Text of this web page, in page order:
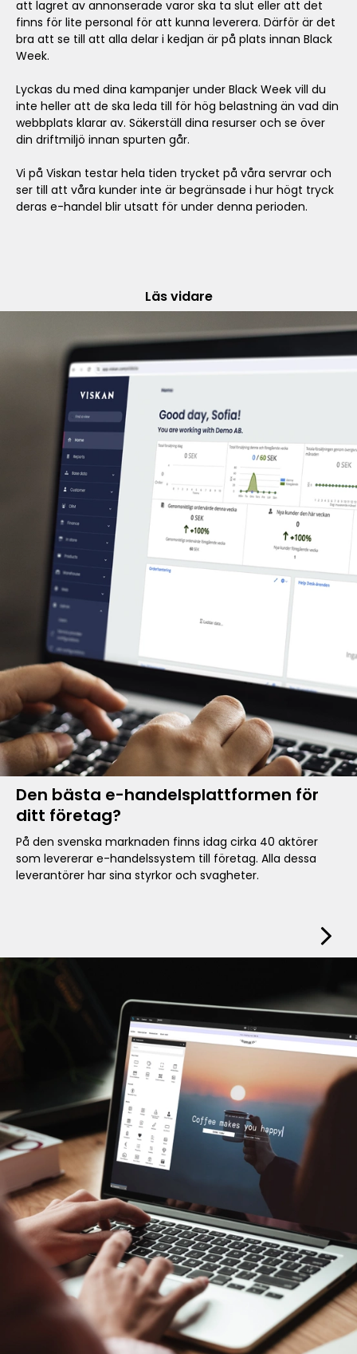
att lagret av annonserade varor ska ta slut eller att det
finns för lite personal för att kunna leverera. Därför är det
bra att se till att alla delar i kedjan är på plats innan Black
Week.
Lyckas du med dina kampanjer under Black Week vill du
inte heller att de ska leda till för hög belastning än vad din
webbplats klarar av. Säkerställ dina resurser och se över
din driftmiljö innan spurten går.
Vi på Viskan testar hela tiden trycket på våra servrar och
ser till att våra kunder inte är begränsade i hur högt tryck
deras e-handel blir utsatt för under denna perioden.
Läs vidare
Den bästa e-handelsplattformen för
ditt företag?
På den svenska marknaden finns idag cirka 40 aktörer
som levererar e-handelssystem till företag. Alla dessa
leverantörer har sina styrkor och svagheter.